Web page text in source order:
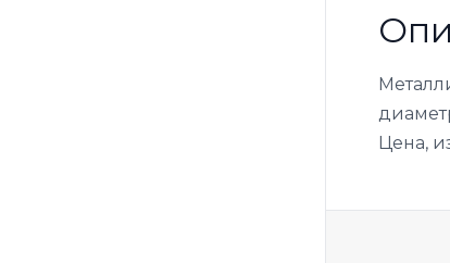
Цена,